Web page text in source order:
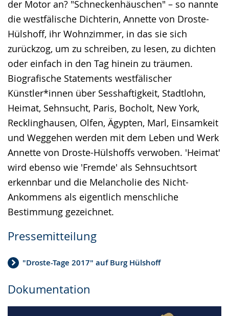
der Motor an? "Schneckenhäuschen" – so nannte
die westfälische Dichterin, Annette von Droste-
Hülshoff, ihr Wohnzimmer, in das sie sich
zurückzog, um zu schreiben, zu lesen, zu dichten
oder einfach in den Tag hinein zu träumen.
Biografische Statements westfälischer
Künstler*innen über Sesshaftigkeit, Stadtlohn,
Heimat, Sehnsucht, Paris, Bocholt, New York,
Recklinghausen, Olfen, Ägypten, Marl, Einsamkeit
und Weggehen werden mit dem Leben und Werk
Annette von Droste-Hülshoffs verwoben. 'Heimat'
wird ebenso wie 'Fremde' als Sehnsuchtsort
erkennbar und die Melancholie des Nicht-
Ankommens als eigentlich menschliche
Bestimmung gezeichnet.
Pressemitteilung
"Droste-Tage 2017" auf Burg Hülshoff
Dokumentation